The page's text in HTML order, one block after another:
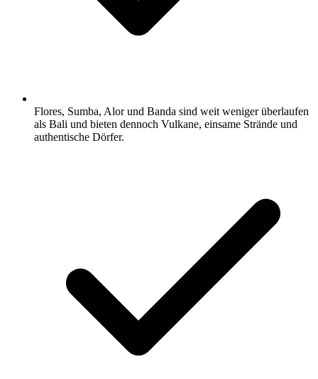
Flores, Sumba, Alor und Banda sind weit weniger überlaufen
als Bali und bieten dennoch Vulkane, einsame Strände und
authentische Dörfer.